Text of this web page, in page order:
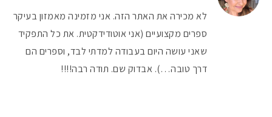
לא מכירה את האתר הזה. אני מזמינה מאמזון בעיקר
ספרים מקצועיים (אני אוטודידקטית. את כל התפקיד
שאני עושה היום בעבודה למדתי לבד, וספרים הם
דרך טובה…). אבדוק שם. תודה רבה!!!!